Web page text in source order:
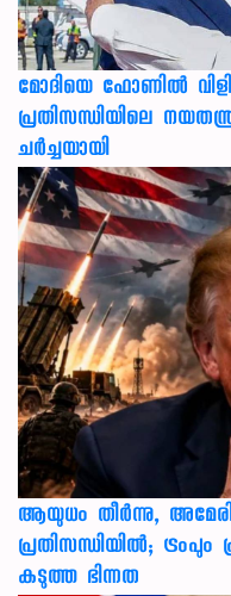
മോദിയെ ഫോണിൽ
പ്രതിസന്ധിയിലെ
ചർച്ചയായി
ആയുധം തീർന്നു,
പ്രതിസന്ധിയിൽ; ട്രംപും
കടുത്ത ഭിന്നത